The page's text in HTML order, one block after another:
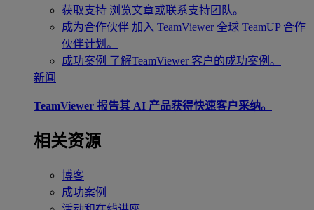
获取支持 浏览文章或联系支持团队。
成为合作伙伴 加入 TeamViewer 全球 TeamUP 合作
伙伴计划。
成功案例 了解TeamViewer 客户的成功案例。
新闻
TeamViewer 报告其 AI 产品获得快速客户采纳。
相关资源
博客
成功案例